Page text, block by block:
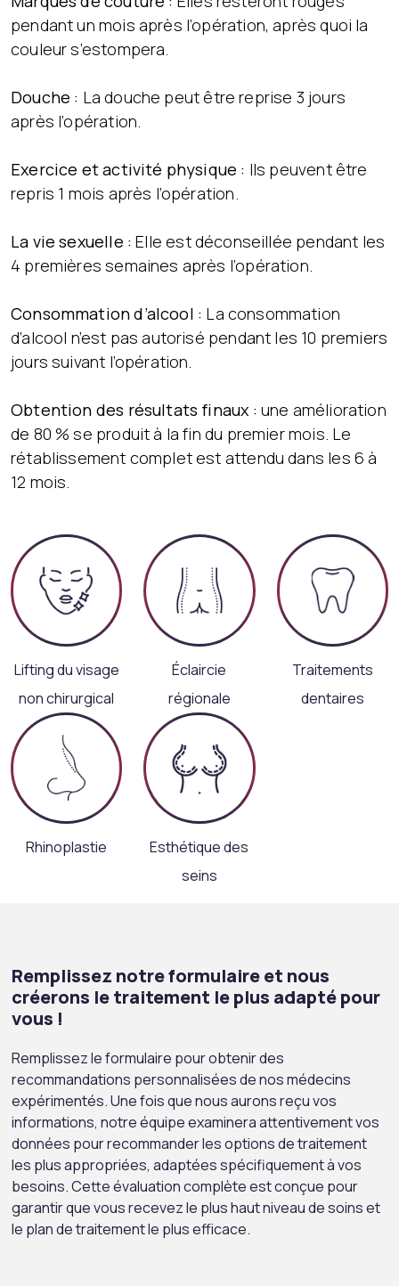
pendant un mois après l’opération, après quoi la
couleur s’estompera.
Douche : La douche peut être reprise 3 jours
après l’opération.
Exercice et activité physique : Ils peuvent être
repris 1 mois après l’opération.
La vie sexuelle :Elle est déconseillée pendant les
4 premières semaines après l’opération.
Consommation d’alcool : La consommation
d’alcool n’est pas autorisé pendant les 10 premiers
jours suivant l’opération.
Obtention des résultats finaux : une amélioration
de 80 % se produit à la fin du premier mois. Le
rétablissement complet est attendu dans les 6 à
12 mois.
Lifting du visage
non chirurgical
Éclaircie
régionale
Traitements
dentaires
Rhinoplastie
Esthétique des
seins
Remplissez notre formulaire et nous
créerons le traitement le plus adapté pour
vous !
Remplissez le formulaire pour obtenir des
recommandations personnalisées de nos médecins
expérimentés. Une fois que nous aurons reçu vos
informations, notre équipe examinera attentivement vos
données pour recommander les options de traitement
les plus appropriées, adaptées spécifiquement à vos
besoins. Cette évaluation complète est conçue pour
garantir que vous recevez le plus haut niveau de soins et
le plan de traitement le plus efficace.